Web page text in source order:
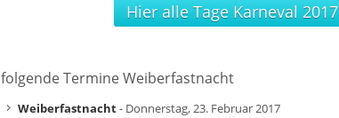
Hier alle Tage Karneval
folgende Termine Weiberfastnacht
Weiberfastnacht- Donnerstag, 23. Februar 2017